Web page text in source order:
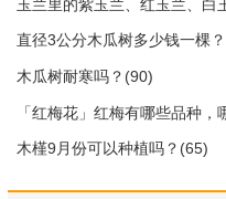
玉兰里的紫玉兰、红玉兰、白
直径3公分木瓜树多少钱一棵
木瓜树耐寒吗？(90)
「红梅花」红梅有哪些品种，
木槿9月份可以种植吗？(65)